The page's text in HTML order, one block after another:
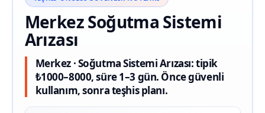
Merkez Soğutma Sistemi
Arızası
Merkez · Soğutma Sistemi Arızası: tipik
₺1000–8000, süre 1–3 gün. Önce güvenli
kullanım, sonra teşhis planı.